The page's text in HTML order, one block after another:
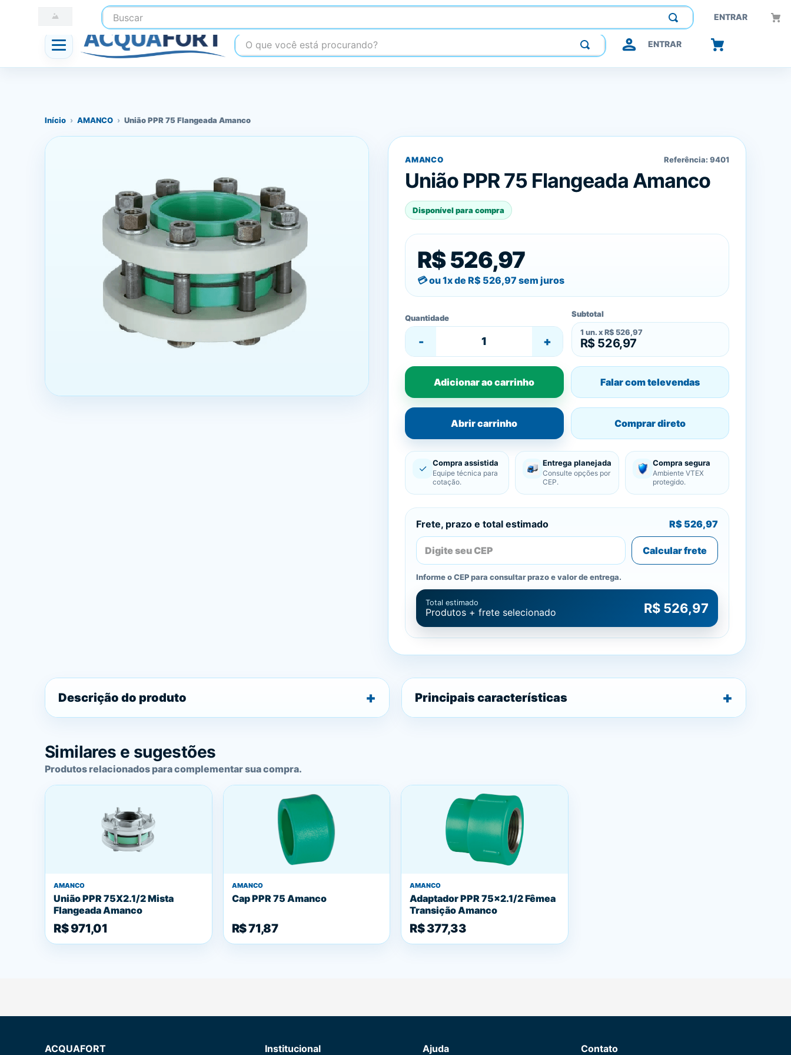
Buscar ENTRAR
☎ (41) 3247-1199 Construindo confiança, inovando o futuro.
O que você está procurando? ENTRAR
Início › AMANCO › União PPR 75 Flangeada Amanco
AMANCO Referência: 9401
União PPR 75 Flangeada Amanco
Disponível para compra
R$ 526,97
ou 1x de R$ 526,97 sem juros
Quantidade
- +
Subtotal
1 un. x R$ 526,97
R$ 526,97
Adicionar ao carrinho Falar com televendas
Abrir carrinho Comprar direto
✓ Compra assistida
Equipe técnica para
cotação.
Entrega planejada
Consulte opções por
CEP.
Compra segura
Ambiente VTEX
protegido.
Frete, prazo e total estimado R$ 526,97
Calcular frete
Informe o CEP para consultar prazo e valor de entrega.
Total estimado
Produtos + frete selecionado R$ 526,97
Descrição do produto Principais características
Similares e sugestões
Produtos relacionados para complementar sua compra.
AMANCO
União PPR 75X2.1/2 Mista
Flangeada Amanco
R$ 971,01
AMANCO
Cap PPR 75 Amanco
R$ 71,87
AMANCO
Adaptador PPR 75x2.1/2 Fêmea
Transição Amanco
R$ 377,33
ACQUAFORT Institucional Ajuda Contato